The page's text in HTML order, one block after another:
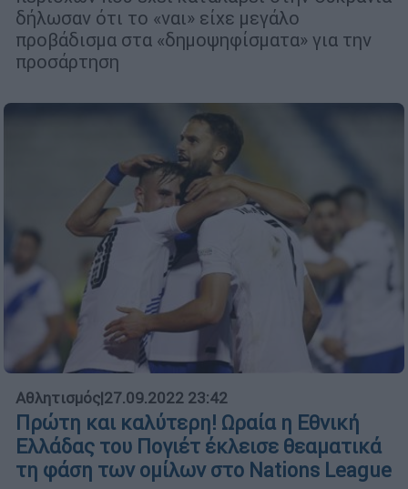
δήλωσαν ότι το «ναι» είχε μεγάλο
προβάδισμα στα «δημοψηφίσματα» για την
προσάρτηση
Αθλητισμός|27.09.2022 23:42
Πρώτη και καλύτερη! Ωραία η Εθνική
Ελλάδας του Πογιέτ έκλεισε θεαματικά
τη φάση των ομίλων στο Nations League